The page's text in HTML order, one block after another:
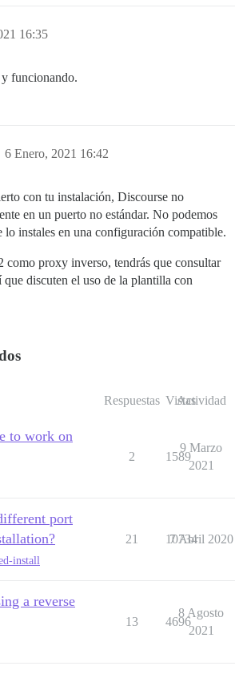
16:35
funcionando.
6 Enero, 2021 16:42
con tu instalación, Discourse no
en un puerto no estándar. No podemos
lo instales en una configuración compatible.
como proxy inverso, tendrás que consultar
que discuten el uso de la plantilla con
Respuestas Vistas
Actividad
to work on
2 1589
9 Marzo
2021
port
install
21 10734
7 Abril 2020
a reverse
13 4696
8 Agosto
2021